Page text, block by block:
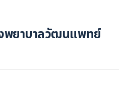
พยาบาลวัฒนแพทย์